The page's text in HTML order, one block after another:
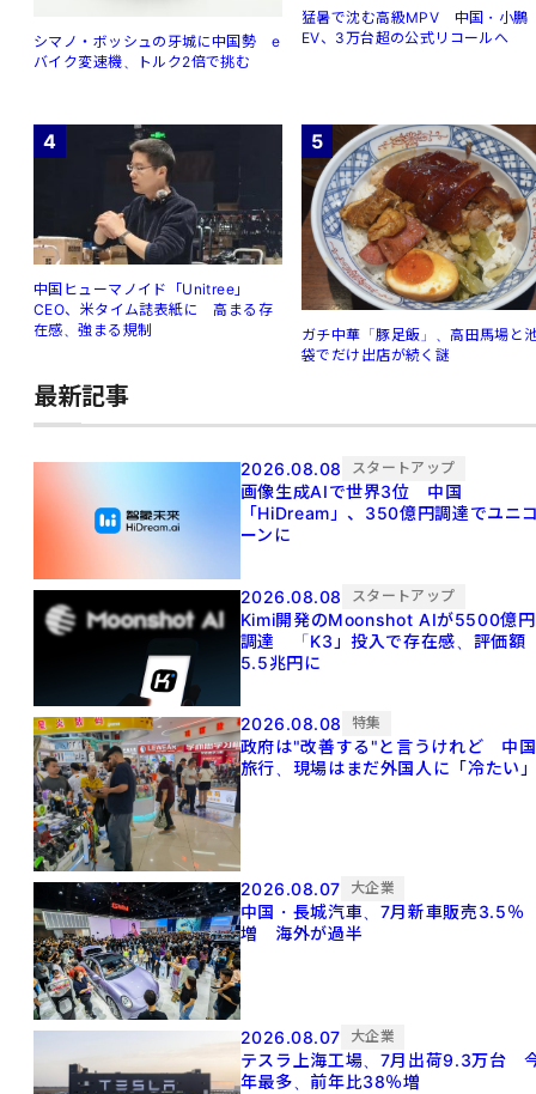
シマノ・ボッシュの牙城に中国勢 e
バイク変速機、トルク2倍で挑む
猛暑で沈む高級MPV 中国・小鵬
EV、3万台超の公式リコールへ
4
中国ヒューマノイド「Unitree」
CEO、米タイム誌表紙に 高まる存
在感、強まる規制
5
ガチ中華「豚足飯」、高田馬場と
袋でだけ出店が続く謎
最新記事
2026.08.08 スタートアップ
画像生成AIで世界3位 中国
「HiDream」、350億円調達でユニ
ーンに
2026.08.08 スタートアップ
Kimi開発のMoonshot AIが5500億円
調達 「K3」投入で存在感、評価額
5.5兆円に
2026.08.08 特集
政府は"改善する"と言うけれど 中国
旅行、現場はまだ外国人に「冷たい
2026.08.07 大企業
中国・長城汽車、7月新車販売3.5％
増 海外が過半
2026.08.07 大企業
テスラ上海工場、7月出荷9.3万台
年最多、前年比38％増